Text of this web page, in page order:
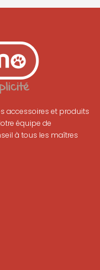
accessoires et produits
équipe de
à tous les maîtres